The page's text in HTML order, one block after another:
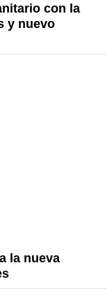
con la
y nuevo
la nueva